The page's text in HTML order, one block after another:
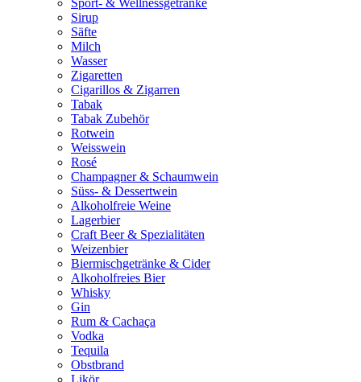
Sport- & Wellnessgetränke
Sirup
Säfte
Milch
Wasser
Zigaretten
Cigarillos & Zigarren
Tabak
Tabak Zubehör
Rotwein
Weisswein
Rosé
Champagner & Schaumwein
Süss- & Dessertwein
Alkoholfreie Weine
Lagerbier
Craft Beer & Spezialitäten
Weizenbier
Biermischgetränke & Cider
Alkoholfreies Bier
Whisky
Gin
Rum & Cachaça
Vodka
Tequila
Obstbrand
Likör